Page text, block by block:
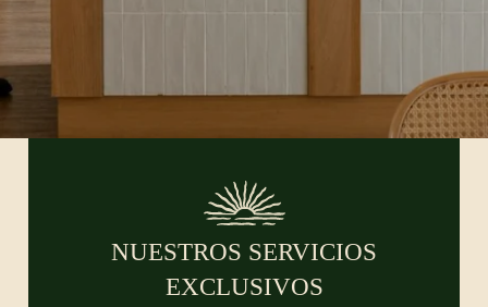
NUESTROS SERVICIOS
EXCLUSIVOS